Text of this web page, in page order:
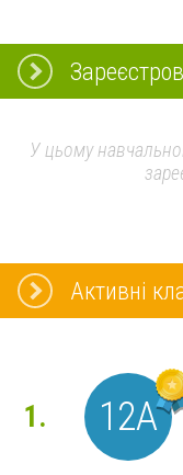
У цьому
Активні
1. 12А